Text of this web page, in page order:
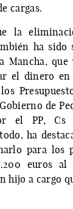
cargas.
la
ha
Mancha,
el dinero
de
el PP,
ha
para los
euros
hijo a cargo